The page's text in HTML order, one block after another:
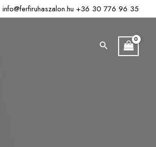
info@ferfiruhaszalon.hu +36 30 776 96 35
Search